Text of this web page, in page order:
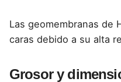
Las geomembranas de
caras debido a su alta
Grosor y